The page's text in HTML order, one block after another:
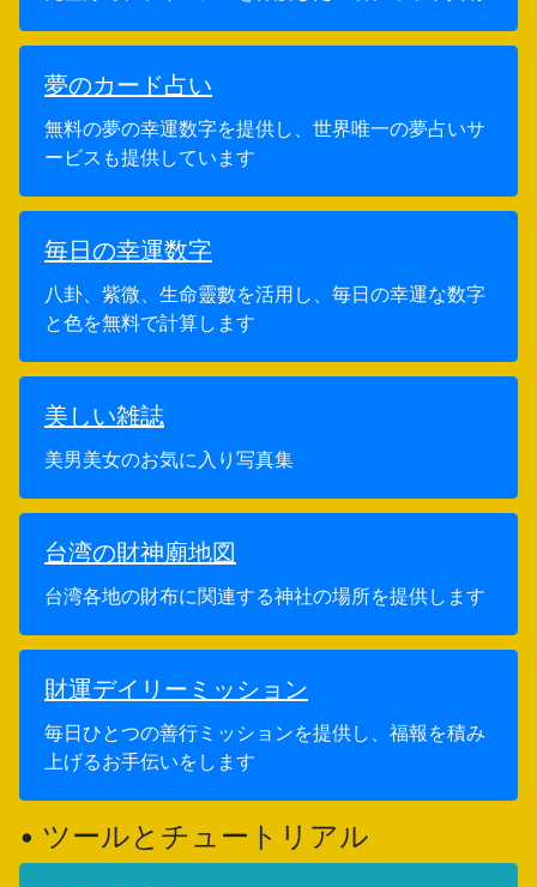
夢のカード占い
無料の夢の幸運数字を提供し、世界唯一の夢占いサ
ービスも提供しています
毎日の幸運数字
八卦、紫微、生命靈數を活用し、毎日の幸運な数字
と色を無料で計算します
美しい雑誌
美男美女のお気に入り写真集
台湾の財神廟地図
台湾各地の財布に関連する神社の場所を提供します
財運デイリーミッション
毎日ひとつの善行ミッションを提供し、福報を積み
上げるお手伝いをします
• ツールとチュートリアル